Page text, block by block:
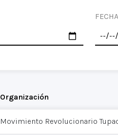
Organización
Movimiento Revolucionario